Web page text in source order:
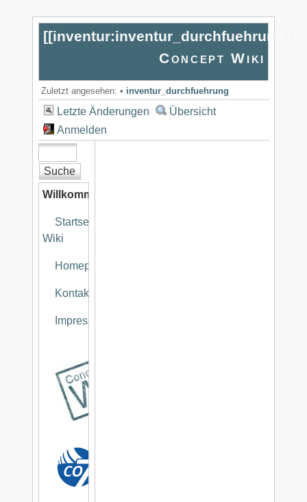
[[inventur:inventur_durchfuehrung
Concept Wiki
Zuletzt angesehen: • inventur_durchfuehrung
Letzte Änderungen
Übersicht
Anmelden
Willkommen
Startseite
Wiki
Homepage
Kontakt
Impressum